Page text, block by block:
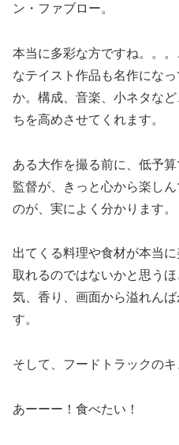
ン・ファブロー。
本当に多彩な方ですね。。
なテイスト作品も名作にな
か。構成、音楽、小ネタな
ちを高めさせてくれます。
ある大作を撮る前に、低予
監督が、きっと心から楽し
のが、実によく分かります。
出てくる料理や食材が本当
取れるのではないかと思う
気、香り、画面から溢れん
す。
そして、フードトラックのキ
あーーー！食べたい！